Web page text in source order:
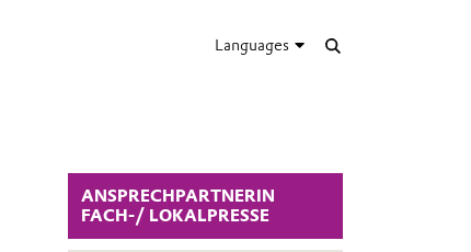
Languages
ANSPRECHPARTNERIN
FACH-/ LOKALPRESSE